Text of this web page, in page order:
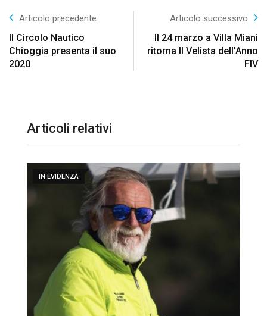
Articolo precedente
Il Circolo Nautico
Chioggia presenta il suo
2020
Articolo successivo
Il 24 marzo a Villa Miani
ritorna Il Velista dell’Anno
FIV
Articoli relativi
IN EVIDENZA